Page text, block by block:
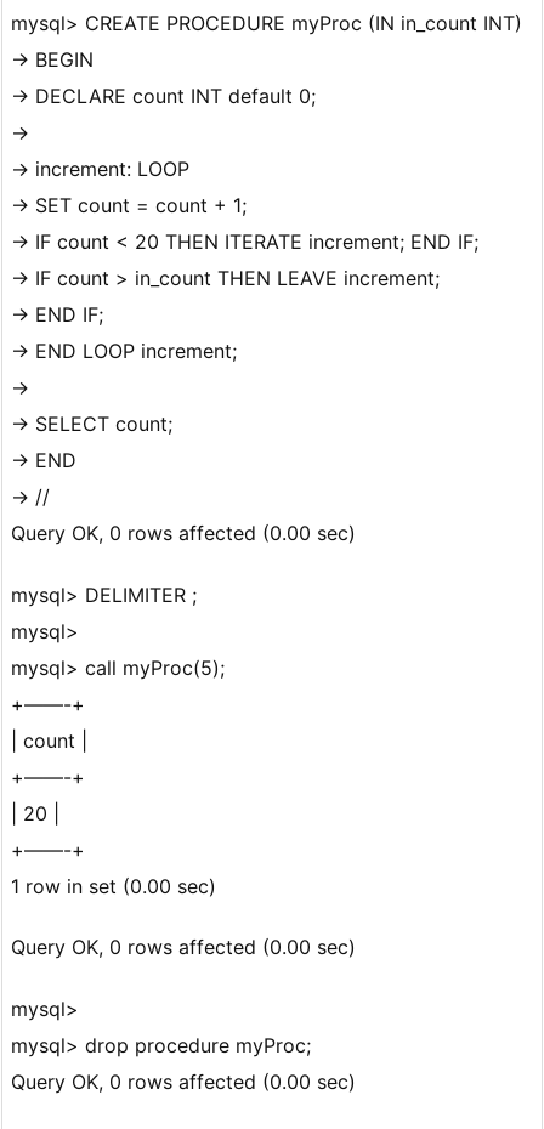
mysql> CREATE PROCEDURE myProc (IN in_count INT)
-> BEGIN
-> DECLARE count INT default 0;
->
-> increment: LOOP
-> SET count = count + 1;
-> IF count < 20 THEN ITERATE increment; END IF;
-> IF count > in_count THEN LEAVE increment;
-> END IF;
-> END LOOP increment;
->
-> SELECT count;
-> END
-> //
Query OK, 0 rows affected (0.00 sec)
mysql> DELIMITER ;
mysql>
mysql> call myProc(5);
+——-+
| count |
+——-+
| 20 |
+——-+
1 row in set (0.00 sec)
Query OK, 0 rows affected (0.00 sec)
mysql>
mysql> drop procedure myProc;
Query OK, 0 rows affected (0.00 sec)